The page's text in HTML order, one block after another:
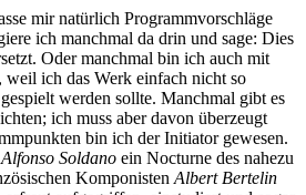
mir natürlich Programmvorschläge
ich manchmal da drin und sage: Dies
Oder manchmal bin ich auch mit
weil ich das Werk einfach nicht so
werden sollte. Manchmal gibt es
ich muss aber davon überzeugt
bin ich der Initiator gewesen.
Alfonso Soldano ein Nocturne des nahezu
Komponisten Albert Bertelin